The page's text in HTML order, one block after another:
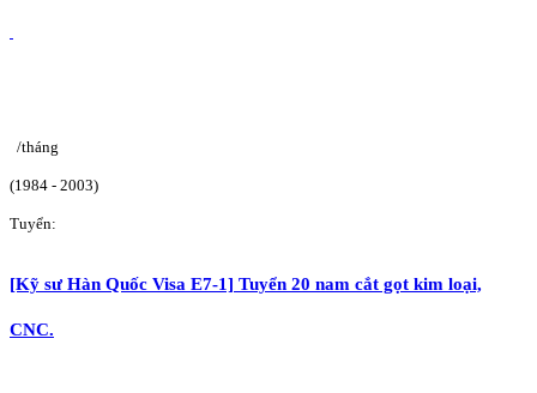
/tháng
(1984 - 2003)
Tuyển:
[Kỹ sư Hàn Quốc Visa E7-1] Tuyển 20 nam cắt gọt kim loại,
CNC.